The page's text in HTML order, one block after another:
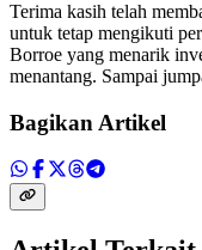
Terima kasih telah
untuk tetap mengikuti
Borroe yang menarik
menantang. Sampai
Bagikan Artikel